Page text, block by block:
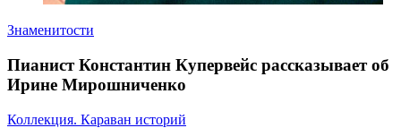
Знаменитости
Пианист Константин Купервейс рассказывает об
Ирине Мирошниченко
Коллекция. Караван историй